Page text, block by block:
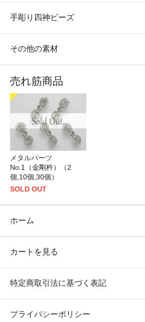
手彫り四神ビーズ
その他の素材
売れ筋商品
メタルパーツ
No.1（金剛杵）（2
個,10個,30個）
SOLD OUT
ホーム
カートを見る
特定商取引法に基づく表記
プライバシーポリシー